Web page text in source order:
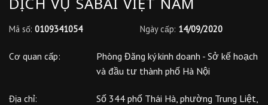
Mã số: 0109341054 Ngày cấp: 14/09/2020
Cơ quan cấp:
Phòng Đăng ký kinh doanh - Sở kế hoạch
và đầu tư thành phố Hà Nội
Địa chỉ:
Số 344 phố Thái Hà, phường Trung Liệt,